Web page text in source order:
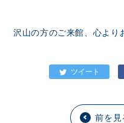
沢山の方のご来館、心より
前を見